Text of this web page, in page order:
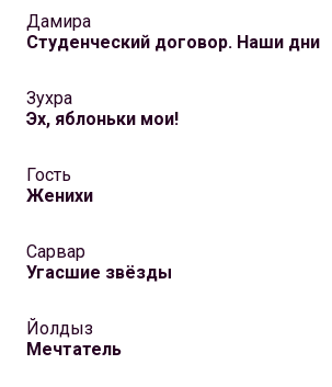
Дамира
Студенческий договор. Наши дни
Зухра
Эх, яблоньки мои!
Гость
Женихи
Сарвар
Угасшие звёзды
Йолдыз
Мечтатель